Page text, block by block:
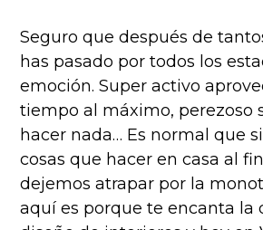
Seguro que después de
has pasado por todos los
emoción. Super activo
tiempo al máximo, perezoso
hacer nada… Es normal que
cosas que hacer en casa al
dejemos atrapar por la
aquí es porque te encanta la